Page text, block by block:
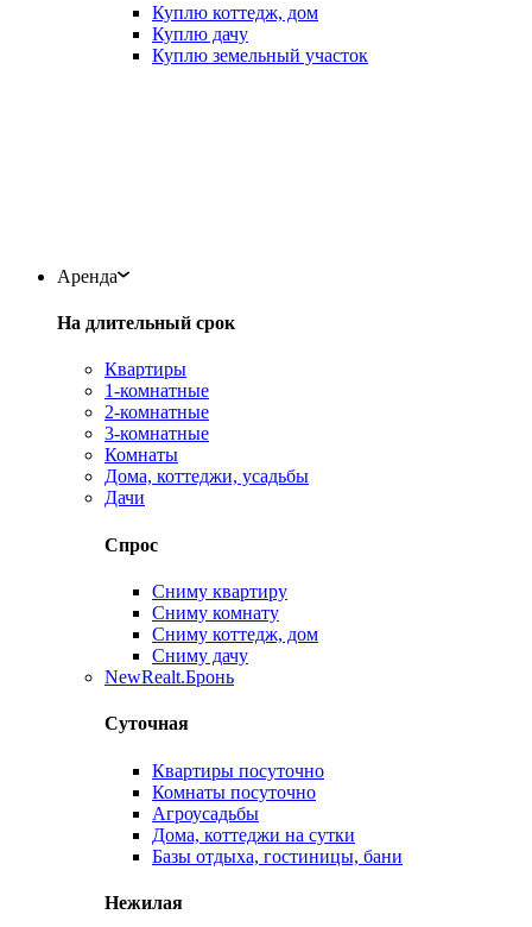
Куплю коттедж, дом
Куплю дачу
Куплю земельный участок
Аренда
На длительный срок
Квартиры
1-комнатные
2-комнатные
3-комнатные
Комнаты
Дома, коттеджи, усадьбы
Дачи
Спрос
Сниму квартиру
Сниму комнату
Сниму коттедж, дом
Сниму дачу
NewRealt.Бронь
Суточная
Квартиры посуточно
Комнаты посуточно
Агроусадьбы
Дома, коттеджи на сутки
Базы отдыха, гостиницы, бани
Нежилая